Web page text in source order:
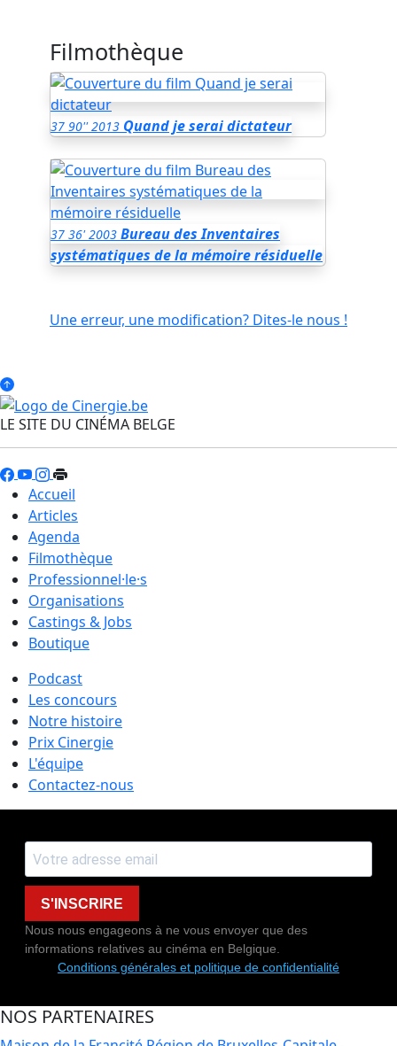
Filmothèque
37 90'' 2013 Quand je serai dictateur
37 36' 2003 Bureau des Inventaires
systématiques de la mémoire résiduelle
Une erreur, une modification? Dites-le nous !
LE SITE DU CINÉMA BELGE
Accueil
Articles
Agenda
Filmothèque
Professionnel·le·s
Organisations
Castings & Jobs
Boutique
Podcast
Les concours
Notre histoire
Prix Cinergie
L'équipe
Contactez-nous
S'INSCRIRE
Nous nous engageons à ne vous envoyer que des
informations relatives au cinéma en Belgique.
Conditions générales et politique de confidentialité
NOS PARTENAIRES